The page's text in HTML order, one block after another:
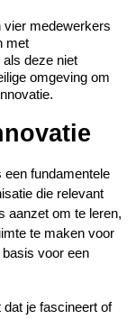
vier medewerkers
met
deze niet
omgeving om
een fundamentele
die relevant
aanzet om te leren,
te maken voor
basis voor een
je fascineert of